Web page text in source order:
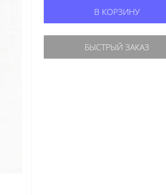
В КОРЗИНУ
БЫСТРЫЙ ЗАКАЗ